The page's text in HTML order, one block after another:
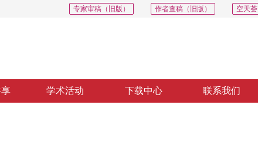
空天荟
作者查稿（旧版）
专家审稿（旧版）
学术活动 下载中心 联系我们